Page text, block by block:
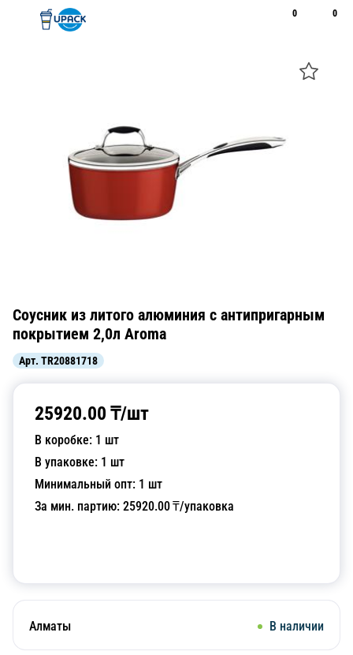
0 0
Соусник из литого алюминия с антипригарным
покрытием 2,0л Aroma
Арт. TR20881718
25920.00 ₸/шт
В коробке: 1 шт
В упаковке: 1 шт
Минимальный опт: 1 шт
За мин. партию: 25920.00₸/упаковка
Алматы В наличии